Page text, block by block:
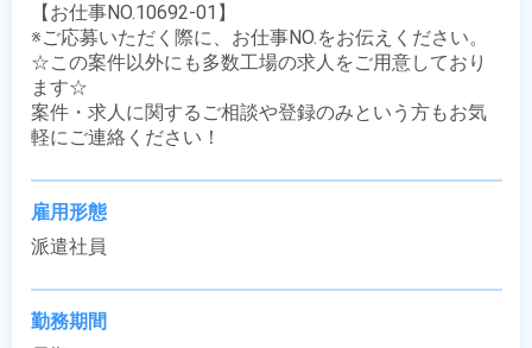
【お仕事NO.10692-01】
※ご応募いただく際に、お仕事NO.をお伝えください。
☆この案件以外にも多数工場の求人をご用意しており
ます☆
案件・求人に関するご相談や登録のみという方もお気
軽にご連絡ください！
雇用形態
派遣社員
勤務期間